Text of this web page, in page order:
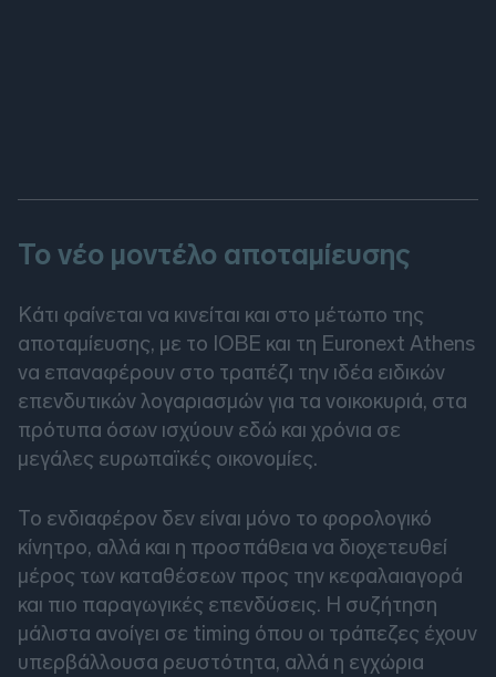
Το νέο μοντέλο αποταμίευσης
Κάτι φαίνεται να κινείται και στο μέτωπο της
αποταμίευσης, με το ΙΟΒΕ και τη Euronext Athens
να επαναφέρουν στο τραπέζι την ιδέα ειδικών
επενδυτικών λογαριασμών για τα νοικοκυριά, στα
πρότυπα όσων ισχύουν εδώ και χρόνια σε
μεγάλες ευρωπαϊκές οικονομίες.
Το ενδιαφέρον δεν είναι μόνο το φορολογικό
κίνητρο, αλλά και η προσπάθεια να διοχετευθεί
μέρος των καταθέσεων προς την κεφαλαιαγορά
και πιο παραγωγικές επενδύσεις. Η συζήτηση
μάλιστα ανοίγει σε timing όπου οι τράπεζες έχουν
υπερβάλλουσα ρευστότητα, αλλά η εγχώρια